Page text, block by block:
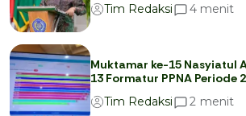
Tim Redaksi
4 menit
Muktamar ke-15 Nasyiatul
13 Formatur PPNA Periode
Tim Redaksi
2 menit